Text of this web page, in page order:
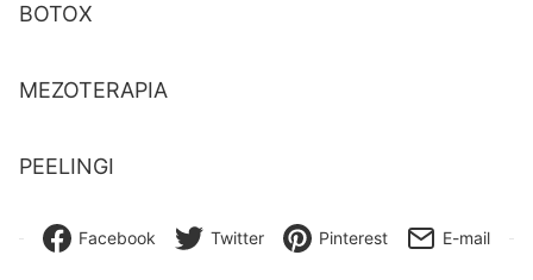
BOTOX
MEZOTERAPIA
PEELINGI
Facebook Twitter Pinterest E-mail